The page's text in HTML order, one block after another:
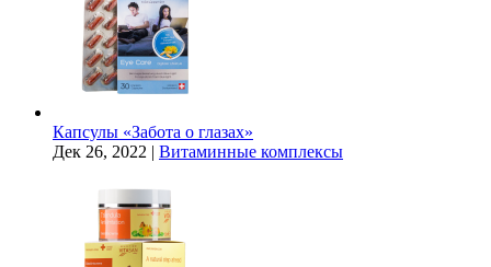
Капсулы «Забота о глазах»
Дек 26, 2022 | Витаминные комплексы